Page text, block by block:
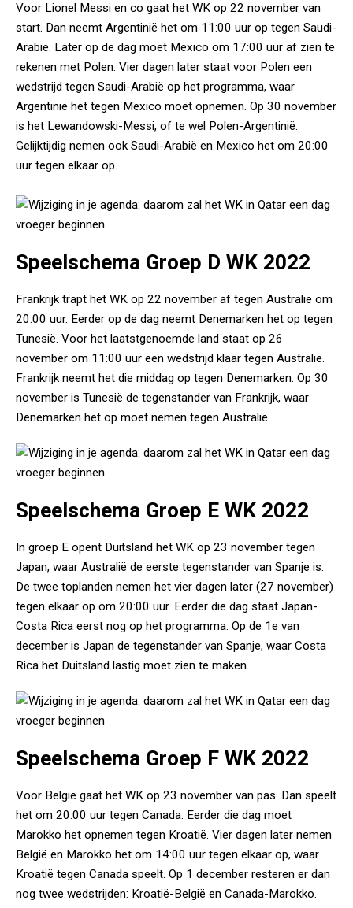
Voor Lionel Messi en co gaat het WK op 22 november van
start. Dan neemt Argentinië het om 11:00 uur op tegen Saudi-
Arabië. Later op de dag moet Mexico om 17:00 uur af zien te
rekenen met Polen. Vier dagen later staat voor Polen een
wedstrijd tegen Saudi-Arabië op het programma, waar
Argentinië het tegen Mexico moet opnemen. Op 30 november
is het Lewandowski-Messi, of te wel Polen-Argentinië.
Gelijktijdig nemen ook Saudi-Arabië en Mexico het om 20:00
uur tegen elkaar op.
Speelschema Groep D WK 2022
Frankrijk trapt het WK op 22 november af tegen Australië om
20:00 uur. Eerder op de dag neemt Denemarken het op tegen
Tunesië. Voor het laatstgenoemde land staat op 26
november om 11:00 uur een wedstrijd klaar tegen Australië.
Frankrijk neemt het die middag op tegen Denemarken. Op 30
november is Tunesië de tegenstander van Frankrijk, waar
Denemarken het op moet nemen tegen Australië.
Speelschema Groep E WK 2022
In groep E opent Duitsland het WK op 23 november tegen
Japan, waar Australië de eerste tegenstander van Spanje is.
De twee toplanden nemen het vier dagen later (27 november)
tegen elkaar op om 20:00 uur. Eerder die dag staat Japan-
Costa Rica eerst nog op het programma. Op de 1e van
december is Japan de tegenstander van Spanje, waar Costa
Rica het Duitsland lastig moet zien te maken.
Speelschema Groep F WK 2022
Voor België gaat het WK op 23 november van pas. Dan speelt
het om 20:00 uur tegen Canada. Eerder die dag moet
Marokko het opnemen tegen Kroatië. Vier dagen later nemen
België en Marokko het om 14:00 uur tegen elkaar op, waar
Kroatië tegen Canada speelt. Op 1 december resteren er dan
nog twee wedstrijden: Kroatië-België en Canada-Marokko.